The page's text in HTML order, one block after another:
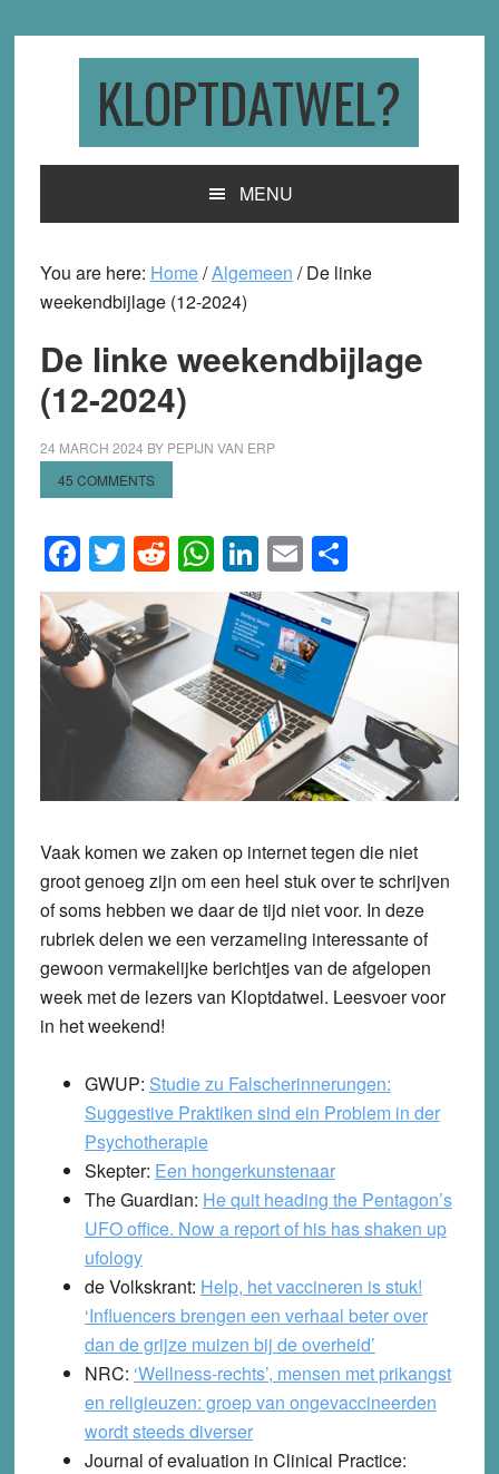
KLOPTDATWEL?
MENU
You are here: Home/Algemeen /De linke
weekendbijlage (12-2024)
De linke weekendbijlage
(12-2024)
24 MARCH 2024 BY PEPIJN VAN ERP
45 COMMENTS
Facebook
Twitter
Reddit
WhatsApp
LinkedIn
EmailShare
Vaak komen we zaken op internet tegen die niet
groot genoeg zijn om een heel stuk over te schrijven
of soms hebben we daar de tijd niet voor. In deze
rubriek delen we een verzameling interessante of
gewoon vermakelijke berichtjes van de afgelopen
week met de lezers van Kloptdatwel. Leesvoer voor
in het weekend!
GWUP: Studie zu Falscherinnerungen:
Suggestive Praktiken sind ein Problem in der
Psychotherapie
Skepter: Een hongerkunstenaar
The Guardian: He quit heading the Pentagon’s
UFO office. Now a report of his has shaken up
ufology
de Volkskrant: Help, het vaccineren is stuk!
‘Influencers brengen een verhaal beter over
dan de grijze muizen bij de overheid’
NRC: ‘Wellness-rechts’, mensen met prikangst
en religieuzen: groep van ongevaccineerden
wordt steeds diverser
Journal of evaluation in Clinical Practice: